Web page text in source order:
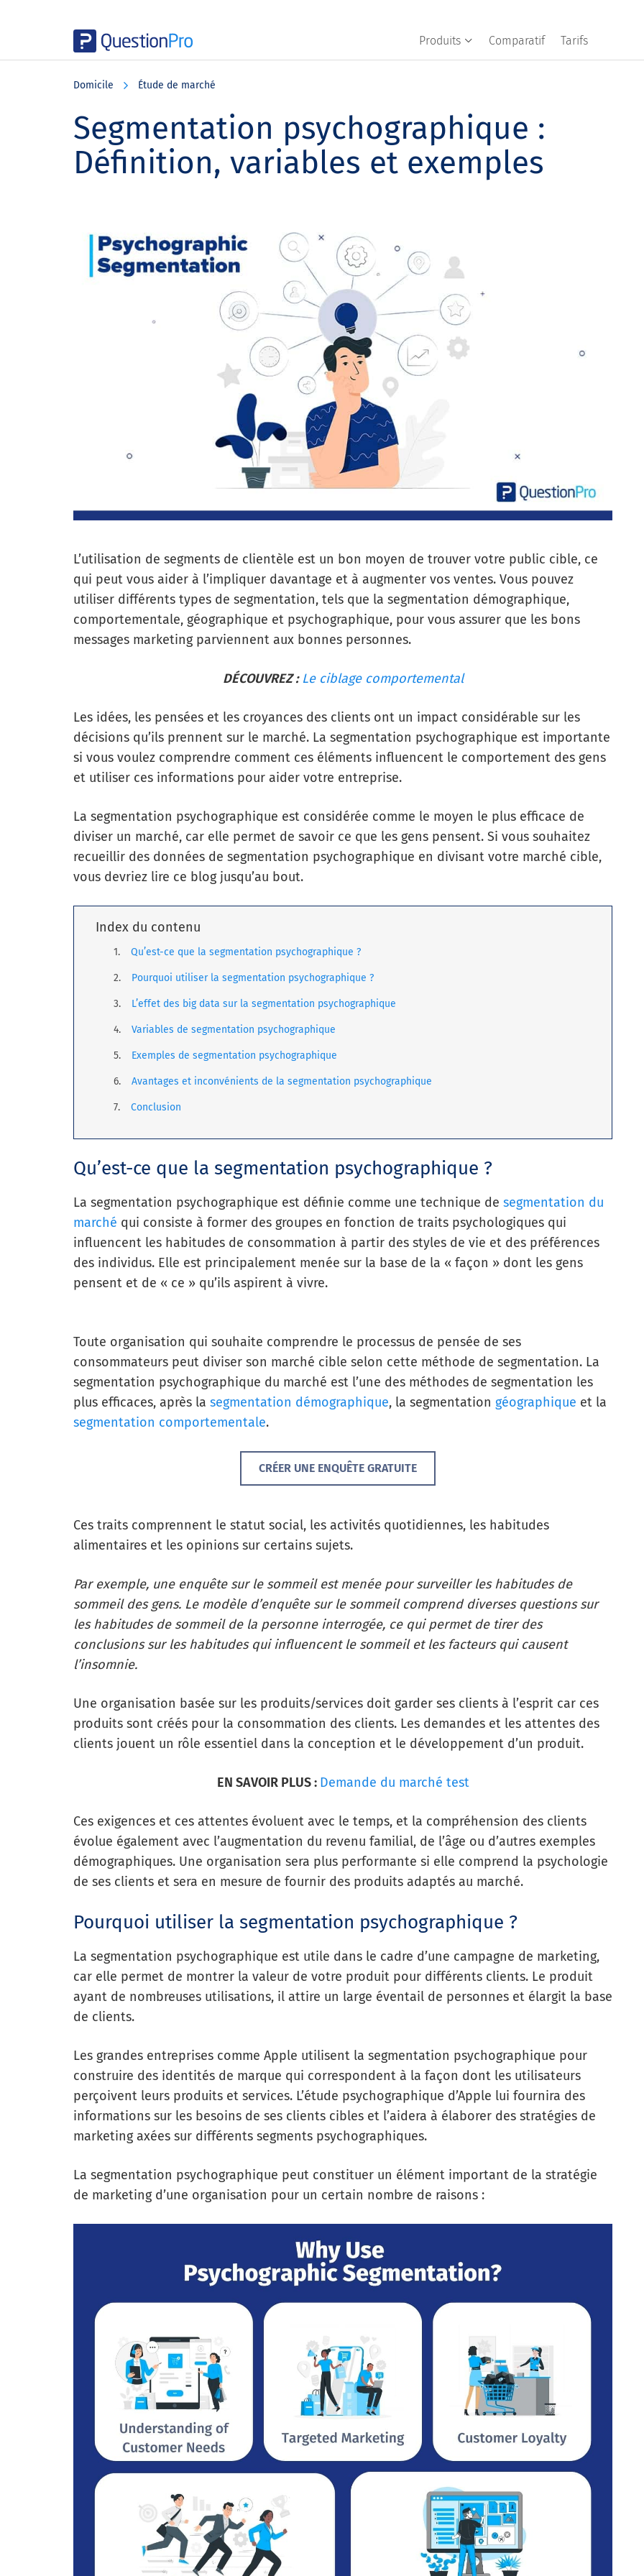
Produits Comparatif Tarifs
Domicile Étude de marché
Segmentation psychographique :
Définition, variables et exemples
L’utilisation de segments de clientèle est un bon moyen de trouver votre public cible, ce
qui peut vous aider à l’impliquer davantage et à augmenter vos ventes. Vous pouvez
utiliser différents types de segmentation, tels que la segmentation démographique,
comportementale, géographique et psychographique, pour vous assurer que les bons
messages marketing parviennent aux bonnes personnes.
DÉCOUVREZ : Le ciblage comportemental
Les idées, les pensées et les croyances des clients ont un impact considérable sur les
décisions qu’ils prennent sur le marché. La segmentation psychographique est importante
si vous voulez comprendre comment ces éléments influencent le comportement des gens
et utiliser ces informations pour aider votre entreprise.
La segmentation psychographique est considérée comme le moyen le plus efficace de
diviser un marché, car elle permet de savoir ce que les gens pensent. Si vous souhaitez
recueillir des données de segmentation psychographique en divisant votre marché cible,
vous devriez lire ce blog jusqu’au bout.
Index du contenu
Qu’est-ce que la segmentation psychographique ?
Pourquoi utiliser la segmentation psychographique ?
L’effet des big data sur la segmentation psychographique
Variables de segmentation psychographique
Exemples de segmentation psychographique
Avantages et inconvénients de la segmentation psychographique
Conclusion
Qu’est-ce que la segmentation psychographique ?
La segmentation psychographique est définie comme une technique de segmentation du
marché qui consiste à former des groupes en fonction de traits psychologiques qui
influencent les habitudes de consommation à partir des styles de vie et des préférences
des individus. Elle est principalement menée sur la base de la « façon » dont les gens
pensent et de « ce » qu’ils aspirent à vivre.
Toute organisation qui souhaite comprendre le processus de pensée de ses
consommateurs peut diviser son marché cible selon cette méthode de segmentation. La
segmentation psychographique du marché est l’une des méthodes de segmentation les
plus efficaces, après la segmentation démographique, la segmentation géographique et la
segmentation comportementale.
CRÉER UNE ENQUÊTE GRATUITE
Ces traits comprennent le statut social, les activités quotidiennes, les habitudes
alimentaires et les opinions sur certains sujets.
Par exemple, une enquête sur le sommeil est menée pour surveiller les habitudes de
sommeil des gens. Le modèle d’enquête sur le sommeil comprend diverses questions sur
les habitudes de sommeil de la personne interrogée, ce qui permet de tirer des
conclusions sur les habitudes qui influencent le sommeil et les facteurs qui causent
l’insomnie.
Une organisation basée sur les produits/services doit garder ses clients à l’esprit car ces
produits sont créés pour la consommation des clients. Les demandes et les attentes des
clients jouent un rôle essentiel dans la conception et le développement d’un produit.
EN SAVOIR PLUS : Demande du marché test
Ces exigences et ces attentes évoluent avec le temps, et la compréhension des clients
évolue également avec l’augmentation du revenu familial, de l’âge ou d’autres exemples
démographiques. Une organisation sera plus performante si elle comprend la psychologie
de ses clients et sera en mesure de fournir des produits adaptés au marché.
Pourquoi utiliser la segmentation psychographique ?
La segmentation psychographique est utile dans le cadre d’une campagne de marketing,
car elle permet de montrer la valeur de votre produit pour différents clients. Le produit
ayant de nombreuses utilisations, il attire un large éventail de personnes et élargit la base
de clients.
Les grandes entreprises comme Apple utilisent la segmentation psychographique pour
construire des identités de marque qui correspondent à la façon dont les utilisateurs
perçoivent leurs produits et services. L’étude psychographique d’Apple lui fournira des
informations sur les besoins de ses clients cibles et l’aidera à élaborer des stratégies de
marketing axées sur différents segments psychographiques.
La segmentation psychographique peut constituer un élément important de la stratégie
de marketing d’une organisation pour un certain nombre de raisons :